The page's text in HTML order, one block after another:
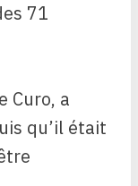
71
Curo, a
qu’il était